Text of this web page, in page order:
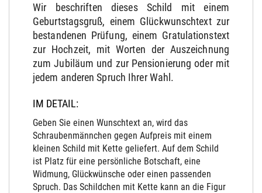
Wir beschriften dieses Schild mit einem
Geburtstagsgruß, einem Glückwunschtext zur
bestandenen Prüfung, einem Gratulationstext
zur Hochzeit, mit Worten der Auszeichnung
zum Jubiläum und zur Pensionierung oder mit
jedem anderen Spruch Ihrer Wahl.
IM DETAIL:
Geben Sie einen Wunschtext an, wird das
Schraubenmännchen gegen Aufpreis mit einem
kleinen Schild mit Kette geliefert. Auf dem Schild
ist Platz für eine persönliche Botschaft, eine
Widmung, Glückwünsche oder einen passenden
Spruch. Das Schildchen mit Kette kann an die Figur